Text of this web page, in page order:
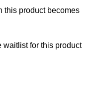
this product becomes
waitlist for this product